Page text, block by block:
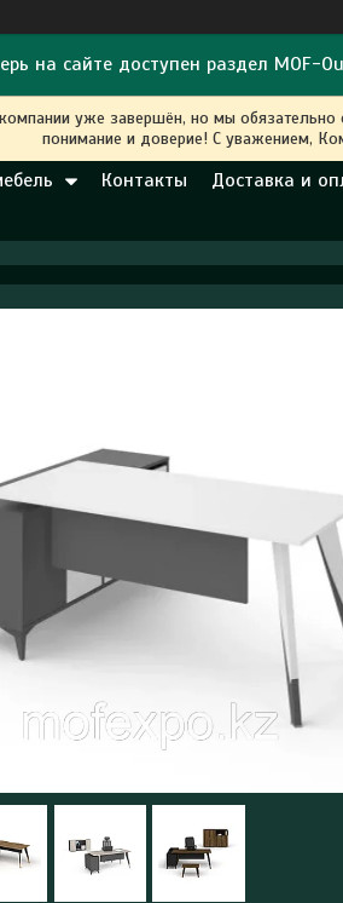
на сайте доступен раздел MOF-
уже завершён, но мы
понимание и доверие! С уважением,
Контакты Доставка и